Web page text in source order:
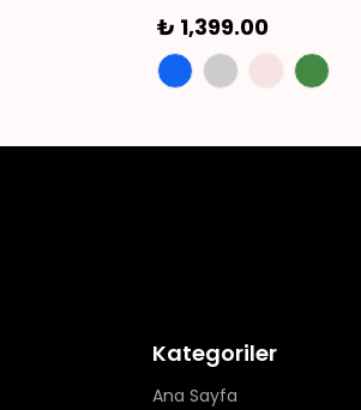
₺ 1,399.00
Kategoriler
Ana Sayfa